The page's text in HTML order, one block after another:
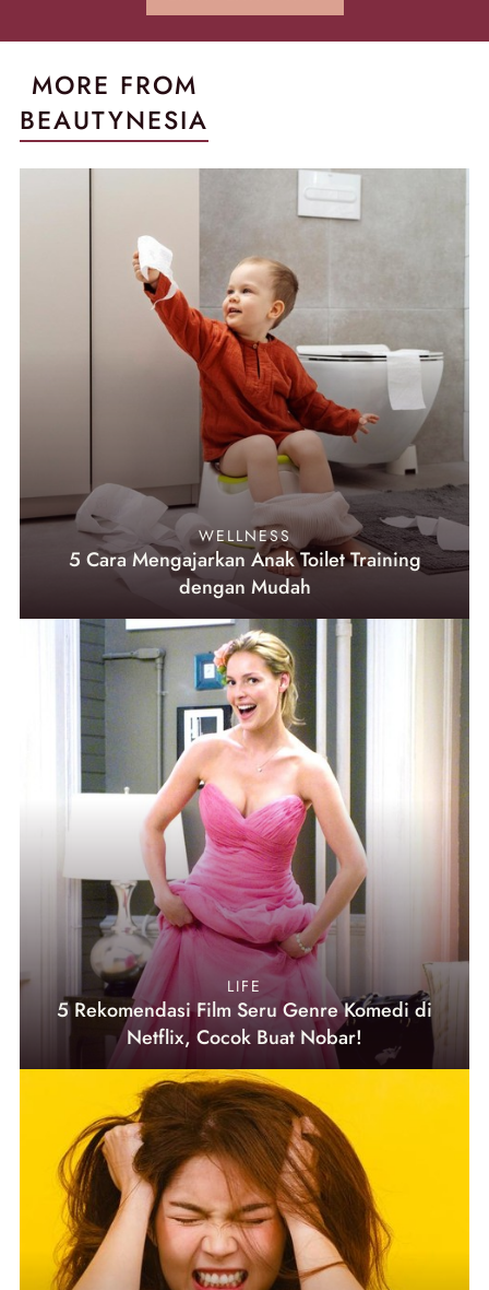
MORE FROM
BEAUTYNESIA
WELLNESS
5 Cara Mengajarkan Anak Toilet Training
dengan Mudah
LIFE
5 Rekomendasi Film Seru Genre Komedi di
Netflix, Cocok Buat Nobar!